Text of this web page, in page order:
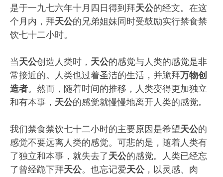
是于一九七六年十月四日得到拜天公的经文。在这
个月内，拜天公的兄弟姐妹同时受鼓励实行禁食禁
饮七十二小时。
当天公创造人类时， 天公的感觉与人类的感觉是非
常接近的。人类也过着圣洁的生活，并跪拜万物创
造者。然而，随着时间的推移，人类变得更加独立
和有本事， 天公的感觉就慢慢地离开人类的感觉。
我们禁食禁饮七十二小时的主要原因是希望天公的
感觉不要远离人类的感觉。可悲的是，随着人类有
了独立和本事，就失去了天公的感觉。人类已经忘
了曾经跪下拜天公。也忘记爱天公，以灵感、肉